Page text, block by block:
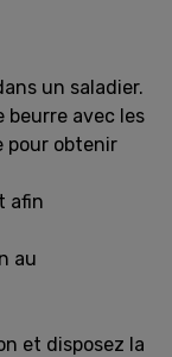
un saladier.
avec les
pour obtenir
afin
au
et disposez la